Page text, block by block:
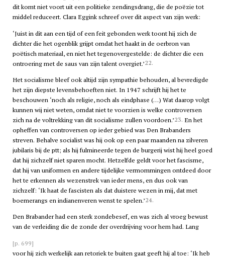
dit komt niet voort uit een politieke zendingsdrang, die de poëzie tot
middel reduceert. Clara Eggink schreef over dit aspect van zijn werk:
‘Juist in dit aan een tijd of een feit gebonden werk toont hij zich de
dichter die het ogenblik grijpt omdat het haakt in de oerbron van
poëtisch materiaal, en niet het tegenovergestelde: de dichter die een
ontroering met de saus van zijn talent overgiet.’22.
Het socialisme bleef ook altijd zijn sympathie behouden, al bevredigde
het zijn diepste levensbehoeften niet. In 1947 schrijft hij het te
beschouwen ‘noch als religie, noch als eindphase (…) Wat daarop volgt
kunnen wij niet weten, omdat niet te voorzien is welke controversen
zich na de voltrekking van dit socialisme zullen voordoen.’23. En het
opheffen van controversen op ieder gebied was Den Brabanders
streven. Behalve socialist was hij ook op een paar maanden na zilveren
jubilaris bij de ptt; als hij fulmineerde tegen de burgerij wist hij heel goed
dat hij zichzelf niet sparen mocht. Hetzelfde geldt voor het fascisme,
dat hij van uniformen en andere tijdelijke vermommingen ontdeed door
het te erkennen als wezenstrek van ieder mens, en dus ook van
zichzelf: ‘Ik haat de fascisten als dat duistere wezen in mij, dat met
boemerangs en indianenveren wenst te spelen.’24.
Den Brabander had een sterk zondebesef, en was zich al vroeg bewust
van de verleiding die de zonde der overdrijving voor hem had. Lang
[p. 699]
voor hij zich werkelijk aan retoriek te buiten gaat geeft hij al toe: ‘Ik heb